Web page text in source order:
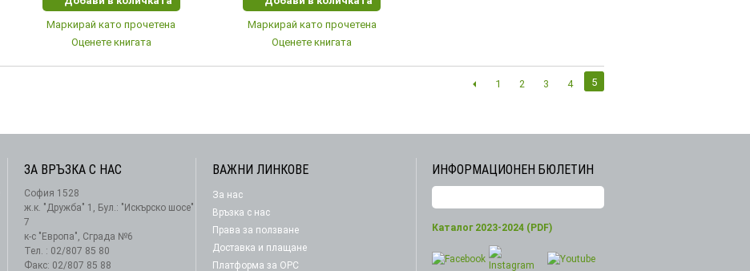
Маркирай като прочетена
Оценете книгата
Маркирай като прочетена
Оценете книгата
1 2 3 4 5
ИНФОРМАЦИОНЕН БЮЛЕТИН
АБОНАМЕНТ
Каталог 2023-2024 (PDF)
ЗА ВРЪЗКА С НАС
София 1528
ж.к. "Дружба" 1, Бул.: "Искърско шосе"
7
к-с "Европа", Сграда №6
Тел. : 02/807 85 80
Факс: 02/807 85 88
ВАЖНИ ЛИНКОВЕ
За нас
Връзка с нас
Права за ползване
Доставка и плащане
Платформа за ОРС